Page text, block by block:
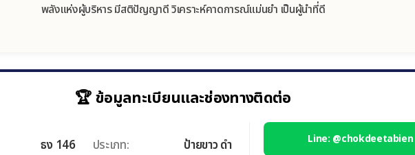
พลังแห่งผู้บริหาร มีสติปัญญาดี วิเคราะห์คาดการณ์แม่นยำ เป็นผู้นำที่ดี
🏆 ข้อมูลทะเบียนและช่องทางติดต่อ
ธง 146
ประเภท:
ป้ายขาว ดำ
Line: @chokdeetabien